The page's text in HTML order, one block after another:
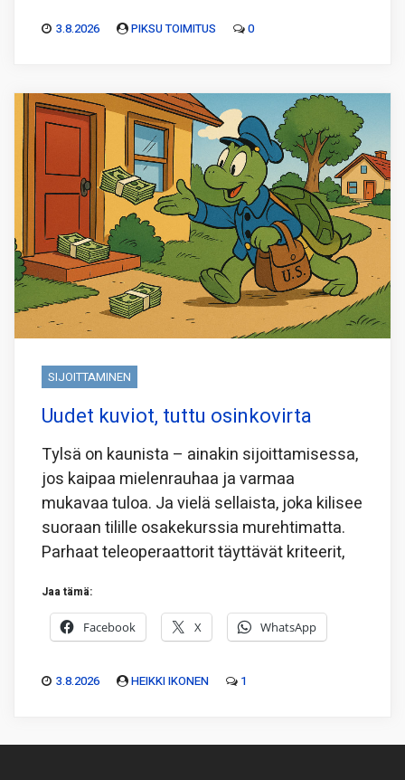
3.8.2026 PIKSU TOIMITUS 0
SIJOITTAMINEN
Uudet kuviot, tuttu osinkovirta
Tylsä on kaunista – ainakin sijoittamisessa,
jos kaipaa mielenrauhaa ja varmaa
mukavaa tuloa. Ja vielä sellaista, joka kilisee
suoraan tilille osakekurssia murehtimatta.
Parhaat teleoperaattorit täyttävät kriteerit,
Jaa tämä:
Facebook X WhatsApp
3.8.2026 HEIKKI IKONEN 1